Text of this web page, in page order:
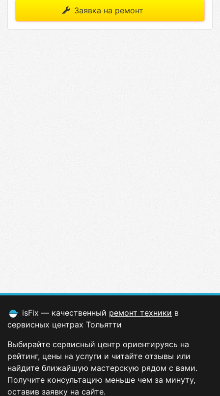
Заявка на ремонт
isFix — качественный ремонт техники в
сервисных центрах Тольятти
Выбирайте сервисный центр ориентируясь на
рейтинг, цены на услуги и читайте отзывы или
найдите ближайшую мастерскую рядом с вами.
Получите консультацию меньше чем за минуту,
оставив заявку на сайте.